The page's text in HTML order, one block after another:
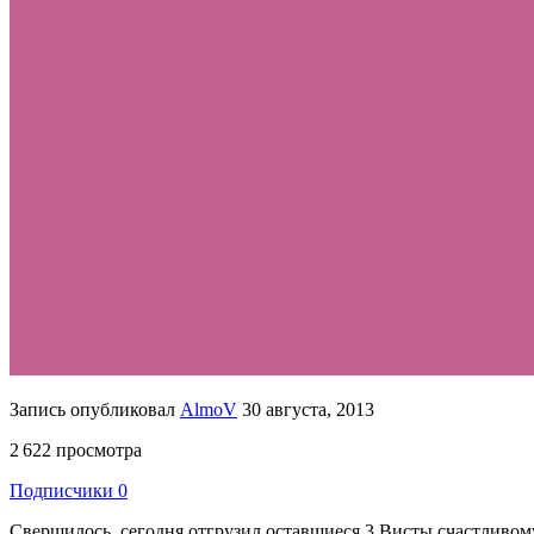
Запись опубликовал AlmoV 30 августа, 2013
2 622 просмотра
Подписчики 0